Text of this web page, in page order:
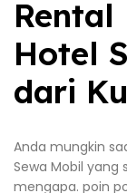
Hotel
dari
Anda mungkin
Sewa Mobil yang
mengapa. poin